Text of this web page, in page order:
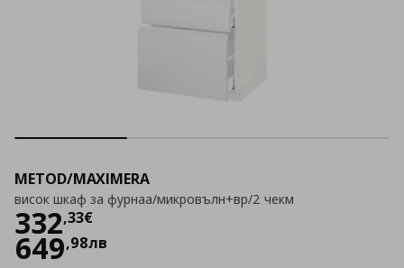
METOD/MAXIMERA
висок шкаф за фурнаа/микровълн+вр/2 чекм
332,33€
Цена
649,98лв